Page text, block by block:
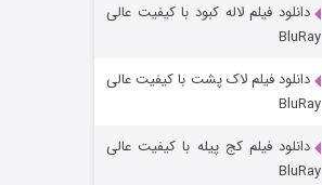
دانلود فیلم لاله کبود با کیفیت عالی
BluRay
دانلود فیلم لاک پشت با کیفیت عالی
BluRay
دانلود فیلم کج‌ پیله با کیفیت عالی
BluRay